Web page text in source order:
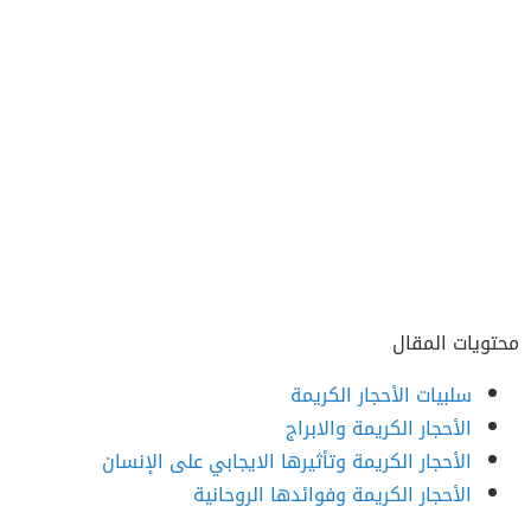
محتويات المقال
سلبيات الأحجار الكريمة
الأحجار الكريمة والابراج
الأحجار الكريمة وتأثيرها الايجابي على الإنسان
الأحجار الكريمة وفوائدها الروحانية